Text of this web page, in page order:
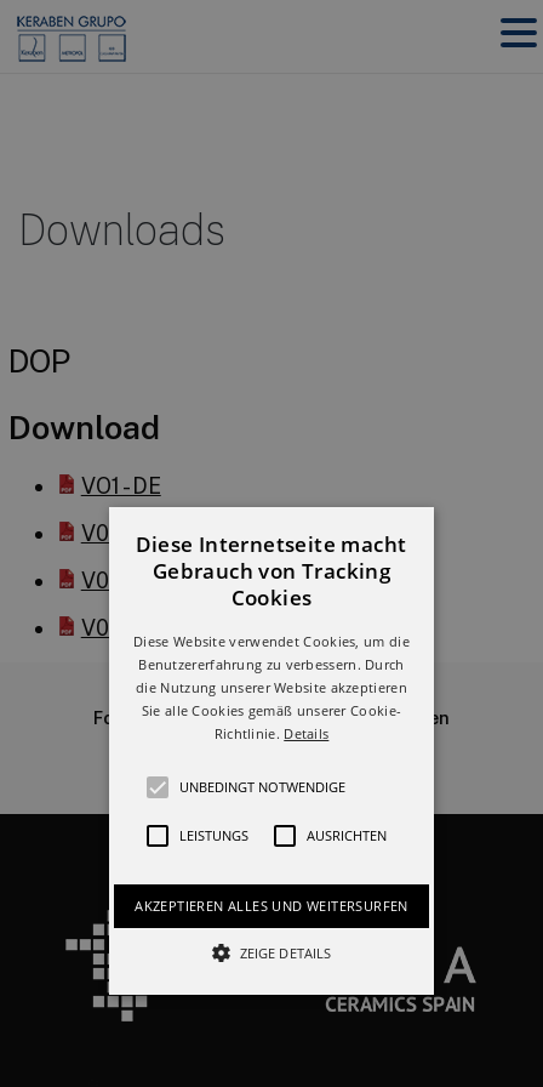
Downloads
DOP
Download
VO1 - DE
V02 - DE
V03 - DE
V04 - DE
Folgen Sie uns in den sozialen Netzwerken
Diese Internetseite macht
Gebrauch von Tracking
Cookies
Diese Website verwendet Cookies, um die
Benutzererfahrung zu verbessern. Durch
die Nutzung unserer Website akzeptieren
Sie alle Cookies gemäß unserer Cookie-
Richtlinie. Details
UNBEDINGT NOTWENDIGE
LEISTUNGS AUSRICHTEN
AKZEPTIEREN ALLES UND WEITERSURFEN
ZEIGE DETAILS